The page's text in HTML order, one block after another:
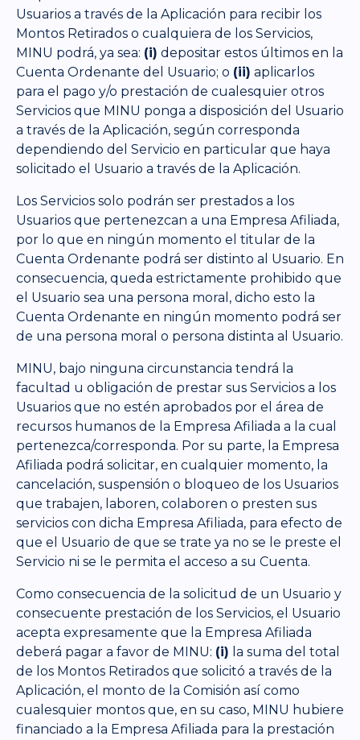
Usuarios a través de la Aplicación para recibir los
Montos Retirados o cualquiera de los Servicios,
MINU podrá, ya sea: (i) depositar estos últimos en la
Cuenta Ordenante del Usuario; o (ii) aplicarlos
para el pago y/o prestación de cualesquier otros
Servicios que MINU ponga a disposición del Usuario
a través de la Aplicación, según corresponda
dependiendo del Servicio en particular que haya
solicitado el Usuario a través de la Aplicación.
Los Servicios solo podrán ser prestados a los
Usuarios que pertenezcan a una Empresa Afiliada,
por lo que en ningún momento el titular de la
Cuenta Ordenante podrá ser distinto al Usuario. En
consecuencia, queda estrictamente prohibido que
el Usuario sea una persona moral, dicho esto la
Cuenta Ordenante en ningún momento podrá ser
de una persona moral o persona distinta al Usuario.
MINU, bajo ninguna circunstancia tendrá la
facultad u obligación de prestar sus Servicios a los
Usuarios que no estén aprobados por el área de
recursos humanos de la Empresa Afiliada a la cual
pertenezca/corresponda. Por su parte, la Empresa
Afiliada podrá solicitar, en cualquier momento, la
cancelación, suspensión o bloqueo de los Usuarios
que trabajen, laboren, colaboren o presten sus
servicios con dicha Empresa Afiliada, para efecto de
que el Usuario de que se trate ya no se le preste el
Servicio ni se le permita el acceso a su Cuenta.
Como consecuencia de la solicitud de un Usuario y
consecuente prestación de los Servicios, el Usuario
acepta expresamente que la Empresa Afiliada
deberá pagar a favor de MINU: (i) la suma del total
de los Montos Retirados que solicitó a través de la
Aplicación, el monto de la Comisión así como
cualesquier montos que, en su caso, MINU hubiere
financiado a la Empresa Afiliada para la prestación